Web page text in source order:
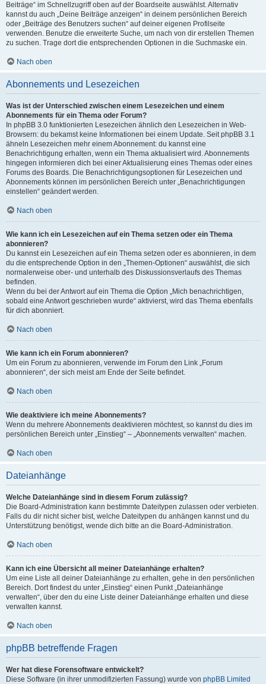
Beiträge“ im Schnellzugriff oben auf der Boardseite auswählst. Alternativ
kannst du auch „Deine Beiträge anzeigen“ in deinem persönlichen Bereich
oder „Beiträge des Benutzers suchen“ auf deiner eigenen Profilseite
verwenden. Benutze die erweiterte Suche, um nach von dir erstellen Themen
zu suchen. Trage dort die entsprechenden Optionen in die Suchmaske ein.
Nach oben
Abonnements und Lesezeichen
Was ist der Unterschied zwischen einem Lesezeichen und einem
Abonnements für ein Thema oder Forum?
In phpBB 3.0 funktionierten Lesezeichen ähnlich den Lesezeichen in Web-
Browsern: du bekamst keine Informationen bei einem Update. Seit phpBB 3.1
ähneln Lesezeichen mehr einem Abonnement: du kannst eine
Benachrichtigung erhalten, wenn ein Thema aktualisiert wird. Abonnements
hingegen informieren dich bei einer Aktualisierung eines Themas oder eines
Forums des Boards. Die Benachrichtigungsoptionen für Lesezeichen und
Abonnements können im persönlichen Bereich unter „Benachrichtigungen
einstellen“ geändert werden.
Nach oben
Wie kann ich ein Lesezeichen auf ein Thema setzen oder ein Thema
abonnieren?
Du kannst ein Lesezeichen auf ein Thema setzen oder es abonnieren, in dem
du die entsprechende Option in den „Themen-Optionen“ auswählst, die sich
normalerweise ober- und unterhalb des Diskussionsverlaufs des Themas
befinden.
Wenn du bei der Antwort auf ein Thema die Option „Mich benachrichtigen,
sobald eine Antwort geschrieben wurde“ aktivierst, wird das Thema ebenfalls
für dich abonniert.
Nach oben
Wie kann ich ein Forum abonnieren?
Um ein Forum zu abonnieren, verwende im Forum den Link „Forum
abonnieren“, der sich meist am Ende der Seite befindet.
Nach oben
Wie deaktiviere ich meine Abonnements?
Wenn du mehrere Abonnements deaktivieren möchtest, so kannst du dies im
persönlichen Bereich unter „Einstieg“ – „Abonnements verwalten“ machen.
Nach oben
Dateianhänge
Welche Dateianhänge sind in diesem Forum zulässig?
Die Board-Administration kann bestimmte Dateitypen zulassen oder verbieten.
Falls du dir nicht sicher bist, welche Dateitypen du anhängen kannst und du
Unterstützung benötigst, wende dich bitte an die Board-Administration.
Nach oben
Kann ich eine Übersicht all meiner Dateianhänge erhalten?
Um eine Liste all deiner Dateianhänge zu erhalten, gehe in den persönlichen
Bereich. Dort findest du unter „Einstieg“ einen Punkt „Dateianhänge
verwalten“, über den du eine Liste deiner Dateianhänge erhalten und diese
verwalten kannst.
Nach oben
phpBB betreffende Fragen
Wer hat diese Forensoftware entwickelt?
Diese Software (in ihrer unmodifizierten Fassung) wurde von phpBB Limited